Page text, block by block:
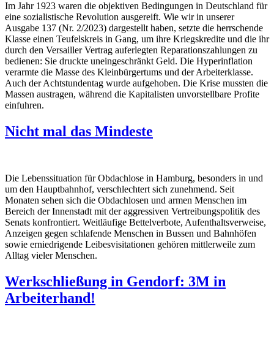
Im Jahr 1923 waren die objektiven Bedingungen in Deutschland für
eine sozialistische Revolution ausgereift. Wie wir in unserer
Ausgabe 137 (Nr. 2/2023) dargestellt haben, setzte die herrschende
Klasse einen Teufelskreis in Gang, um ihre Kriegskredite und die ihr
durch den Versailler Vertrag auferlegten Reparationszahlungen zu
bedienen: Sie druckte uneingeschränkt Geld. Die Hyperinflation
verarmte die Masse des Kleinbürgertums und der Arbeiterklasse.
Auch der Achtstundentag wurde aufgehoben. Die Krise mussten die
Massen austragen, während die Kapitalisten unvorstellbare Profite
einfuhren.
Nicht mal das Mindeste
Die Lebenssituation für Obdachlose in Hamburg, besonders in und
um den Hauptbahnhof, verschlechtert sich zunehmend. Seit
Monaten sehen sich die Obdachlosen und armen Menschen im
Bereich der Innenstadt mit der aggressiven Vertreibungspolitik des
Senats konfrontiert. Weitläufige Bettelverbote, Aufenthaltsverweise,
Anzeigen gegen schlafende Menschen in Bussen und Bahnhöfen
sowie erniedrigende Leibesvisitationen gehören mittlerweile zum
Alltag vieler Menschen.
Werkschließung in Gendorf: 3M in
Arbeiterhand!